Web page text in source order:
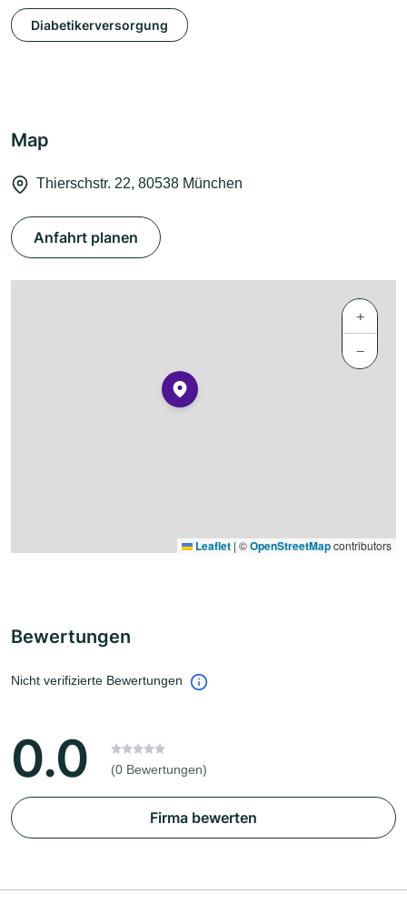
Diabetikerversorgung
Map
Thierschstr. 22, 80538 München
Anfahrt planen
+
−
Leaflet | ©OpenStreetMapcontributors
Bewertungen
Nicht verifizierte Bewertungen
0.0 (0 Bewertungen)
Firma bewerten